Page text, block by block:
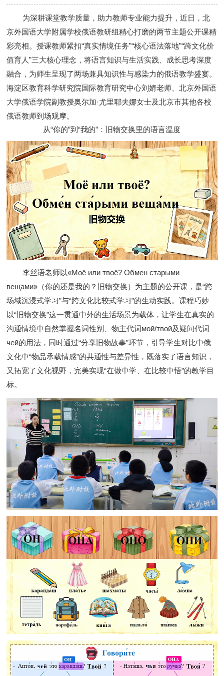
为深耕课堂教学质量，助力教师专业能力提升，近日，北
京外国语大学附属学校俄语教研组精心打磨的两节主题公开课精
彩亮相。授课教师紧扣“真实情境任务”“核心语法落地”“跨文化价
值育人”三大核心理念，将语言知识与生活实践、成长思考深度
融合，为师生呈现了两场兼具知识性与感染力的俄语教学盛宴。
海淀区教育科学研究院国际教育研究中心刘婧老师、北京外国语
大学俄语学院副教授奥尔加·尤里耶夫娜女士及北京市其他各校
俄语教师到场观摩。
从“你的”到“我的” ：旧物交换里的语言温度
李丝语老师以«Моё или твоё? Обмен старыми
вещами» （你的还是我的？旧物交换）为主题的公开课，是“跨
场域沉浸式学习”与“跨文化比较式学习”的生动实践。课程巧妙
以“ 旧物交换”这一贯通中外的生活场景为载体，让学生在真实的
沟通情境中自然掌握名词性别、物主代词 мой/твой及疑问代词
чей的用法，同时通过“分享旧物故事”环节，引导学生对比中俄
文化中“物品承载情感”的共通性与差异性，既落实了语言知识，
又拓宽了文化视野，完美实现“在做中学、在比较中悟”的教学目
标。